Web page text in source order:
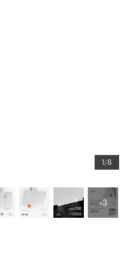
1/8
+3